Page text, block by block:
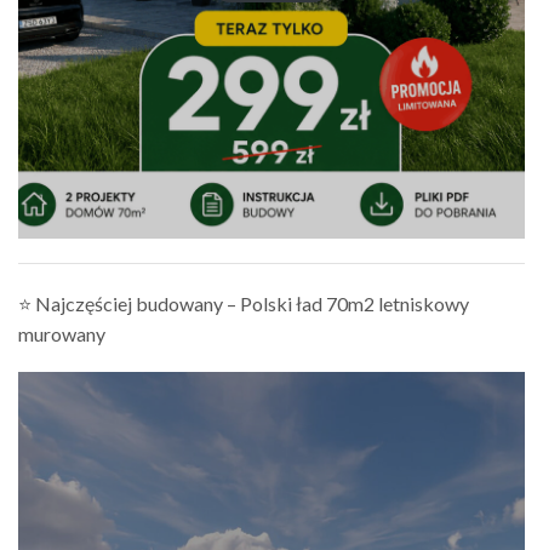
⭐ Najczęściej budowany – Polski ład 70m2 letniskowy
murowany